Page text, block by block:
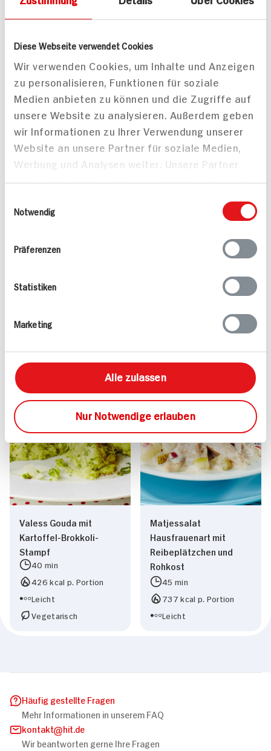
Diese Webseite verwendet Cookies
Wir verwenden Cookies, um Inhalte und Anzeigen
zu personalisieren, Funktionen für soziale
Medien anbieten zu können und die Zugriffe auf
unsere Website zu analysieren. Außerdem geben
wir Informationen zu Ihrer Verwendung unserer
Website an unsere Partner für soziale Medien,
Werbung und Analysen weiter. Unsere Partner
führen diese Informationen möglicherweise mit
bereitgestellt haben oder die sie im Rahmen
Notwendig
Präferenzen
Statistiken
Marketing
Alle zulassen
Nur Notwendige erlauben
vegan
723 kcal p. Portion
Vegan
999 kcal p. Portion
Valess Gouda mit
Kartoffel-Brokkoli-
Stampf
40 min
426 kcal p. Portion
Leicht
Vegetarisch
Matjessalat
Hausfrauenart mit
Reibeplätzchen und
Rohkost
45 min
737 kcal p. Portion
Leicht
Häufig gestellte Fragen
Mehr Informationen in unserem FAQ
kontakt
hit.de
Wir beantworten gerne Ihre Fragen